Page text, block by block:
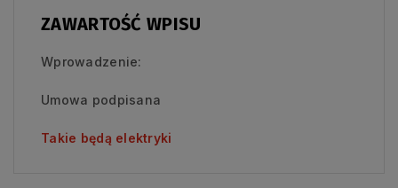
ZAWARTOŚĆ WPISU
Wprowadzenie:
Umowa podpisana
Takie będą elektryki